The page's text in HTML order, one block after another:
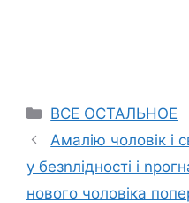
Categories
ВСЕ ОСТАЛЬНОЕ
Амалію чоловік і
у безnлідності і
нового чоловіка